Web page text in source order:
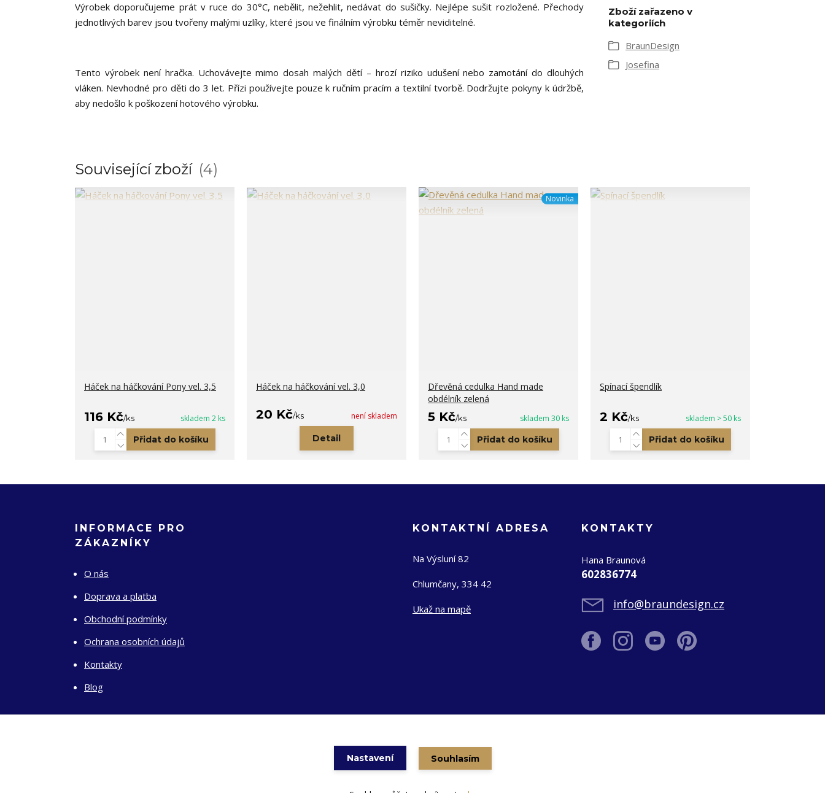
Výrobek doporučujeme prát v ruce do 30°C, nebělit, nežehlit, nedávat do sušičky. Nejlépe sušit rozložené. Přechody
jednotlivých barev jsou tvořeny malými uzlíky, které jsou ve finálním výrobku téměr neviditelné.
Tento výrobek není hračka. Uchovávejte mimo dosah malých dětí – hrozí riziko udušení nebo zamotání do dlouhých
vláken. Nevhodné pro děti do 3 let. Přízi používejte pouze k ručním pracím a textilní tvorbě. Dodržujte pokyny k údržbě,
aby nedošlo k poškození hotového výrobku.
Zboží zařazeno v
kategoriích
BraunDesign
Josefina
Související zboží 4
Háček na háčkování Pony vel. 3,5
116 Kč/ks skladem 2 ks
Přidat do košíku
Háček na háčkování vel. 3,0
20 Kč/ks není skladem
Detail
Novinka
Dřevěná cedulka Hand made
obdélník zelená
5 Kč/ks skladem 30 ks
Přidat do košíku
Spínací špendlík
2 Kč/ks skladem > 50 ks
Přidat do košíku
INFORMACE PRO
ZÁKAZNÍKY
O nás
Doprava a platba
Obchodní podmínky
Ochrana osobních údajů
Kontakty
Blog
KONTAKTNÍ ADRESA
Na Výsluní 82
Chlumčany, 334 42
Ukaž na mapě
KONTAKTY
Hana Braunová
602836774
info@braundesign.cz
Vytvořeno na
Nastavení Souhlasím